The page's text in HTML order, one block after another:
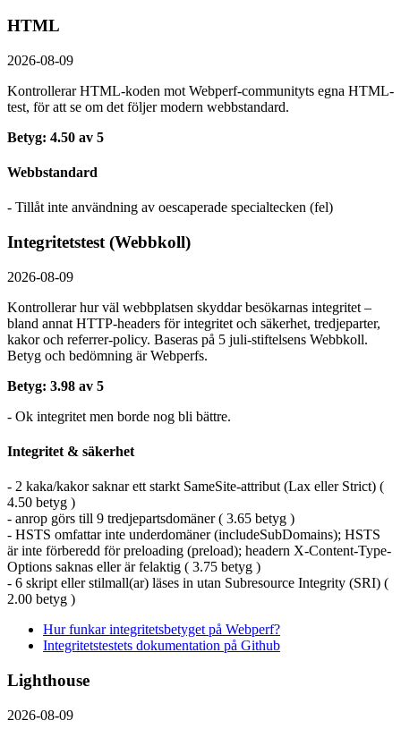
HTML
2026-08-09
Kontrollerar HTML-koden mot Webperf-communityts egna HTML-
test, för att se om det följer modern webbstandard.
Betyg: 4.50 av 5
Webbstandard
- Tillåt inte användning av oescaperade specialtecken (fel)
Integritetstest (Webbkoll)
2026-08-09
Kontrollerar hur väl webbplatsen skyddar besökarnas integritet –
bland annat HTTP-headers för integritet och säkerhet, tredjeparter,
kakor och referrer-policy. Baseras på 5 juli-stiftelsens Webbkoll.
Betyg och bedömning är Webperfs.
Betyg: 3.98 av 5
- Ok integritet men borde nog bli bättre.
Integritet & säkerhet
- 2 kaka/kakor saknar ett starkt SameSite-attribut (Lax eller Strict) (
4.50 betyg )
- anrop görs till 9 tredjepartsdomäner ( 3.65 betyg )
- HSTS omfattar inte underdomäner (includeSubDomains); HSTS
är inte förberedd för preloading (preload); headern X-Content-Type-
Options saknas eller är felaktig ( 3.75 betyg )
- 6 skript eller stilmall(ar) läses in utan Subresource Integrity (SRI) (
2.00 betyg )
Hur funkar integritetsbetyget på Webperf?
Integritetstestets dokumentation på Github
Lighthouse
2026-08-09